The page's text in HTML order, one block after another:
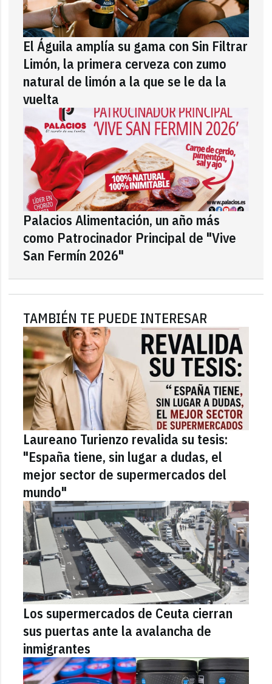
El Águila amplía su gama con Sin Filtrar
Limón, la primera cerveza con zumo
natural de limón a la que se le da la
vuelta
Palacios Alimentación, un año más
como Patrocinador Principal de "Vive
San Fermín 2026"
TAMBIÉN TE PUEDE INTERESAR
Laureano Turienzo revalida su tesis:
"España tiene, sin lugar a dudas, el
mejor sector de supermercados del
mundo"
Los supermercados de Ceuta cierran
sus puertas ante la avalancha de
inmigrantes